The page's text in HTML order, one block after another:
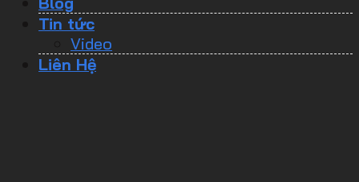
Tin tức
Video
Liên Hệ